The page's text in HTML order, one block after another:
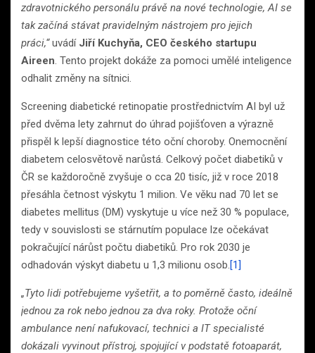
zdravotnického personálu právě na nové technologie, AI se
tak začíná stávat pravidelným nástrojem pro jejich
práci,“uvádí Jiří Kuchyňa, CEO českého startupu
Aireen . Tento projekt dokáže za pomoci umělé inteligence
odhalit změny na sítnici.
Screening diabetické retinopatie prostřednictvím AI byl už
před dvěma lety zahrnut do úhrad pojišťoven a výrazně
přispěl k lepší diagnostice této oční choroby. Onemocnění
diabetem celosvětově narůstá. Celkový počet diabetiků v
ČR se každoročně zvyšuje o cca 20 tisíc, již v roce 2018
přesáhla četnost výskytu 1 milion. Ve věku nad 70 let se
diabetes mellitus (DM) vyskytuje u více než 30 % populace,
tedy v souvislosti se stárnutím populace lze očekávat
pokračující nárůst počtu diabetiků. Pro rok 2030 je
odhadován výskyt diabetu u 1,3 milionu osob. [1]
„Tyto lidi potřebujeme vyšetřit, a to poměrně často, ideálně
jednou za rok nebo jednou za dva roky. Protože oční
ambulance není nafukovací, technici a IT specialisté
dokázali vyvinout přístroj, spojující v podstatě fotoaparát,